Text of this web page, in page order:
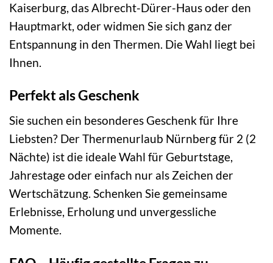
Kaiserburg, das Albrecht-Dürer-Haus oder den
Hauptmarkt, oder widmen Sie sich ganz der
Entspannung in den Thermen. Die Wahl liegt bei
Ihnen.
Perfekt als Geschenk
Sie suchen ein besonderes Geschenk für Ihre
Liebsten? Der Thermenurlaub Nürnberg für 2 (2
Nächte) ist die ideale Wahl für Geburtstage,
Jahrestage oder einfach nur als Zeichen der
Wertschätzung. Schenken Sie gemeinsame
Erlebnisse, Erholung und unvergessliche
Momente.